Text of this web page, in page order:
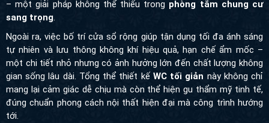
trọng.
Ngoài ra, việc bố trí cửa sổ rộng giúp tận dụng tối đa ánh sáng tự
nhiên và lưu thông không khí hiệu quả, hạn chế ẩm mốc – một
chi tiết nhỏ nhưng có ảnh hưởng lớn đến chất lượng không gian
sống lâu dài. Tổng thể thiết kế WC tối giảnnày không chỉ mang
lại cảm giác dễ chịu mà còn thể hiện gu thẩm mỹ tinh tế, đúng
chuẩn phong cách nội thất hiện đại mà công trình hướng tới.